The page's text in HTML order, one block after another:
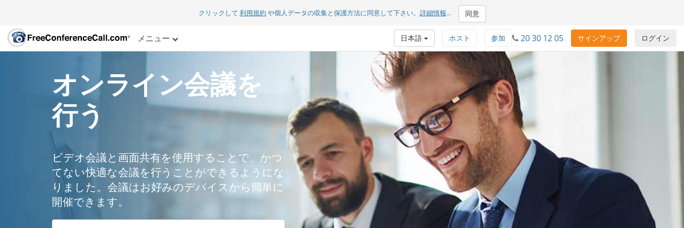
クリックして 利用規約 や個人データの収集と保護方法に同意して下さい。 詳細情報... 同意
メニュー ログイン
サインアップ
20 30 12 05
参加
ホスト
日本語
オンライン会議を
行う
ビデオ会議と画面共有を使用することで、かつ
てない快適な会議を行うことができるようにな
りました。会議はお好みのデバイスから簡単に
開催できます。